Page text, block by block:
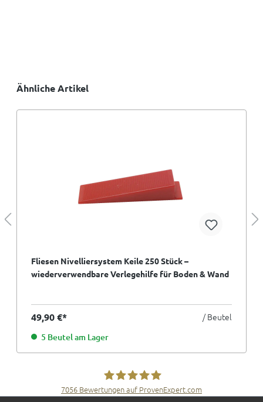
Ähnliche Artikel
Fliesen Nivelliersystem Keile 250 Stück –
wiederverwendbare Verlegehilfe für Boden & Wand
49,90 €* / Beutel
5 Beutel am Lager
7056 Bewertungen auf ProvenExpert.com